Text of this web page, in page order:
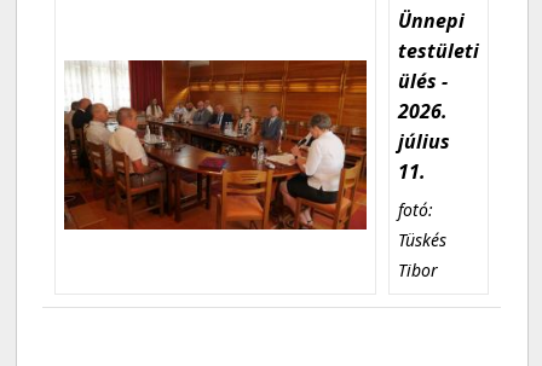
Ünnepi
testületi
ülés -
2026.
július
11.
fotó:
Tüskés
Tibor